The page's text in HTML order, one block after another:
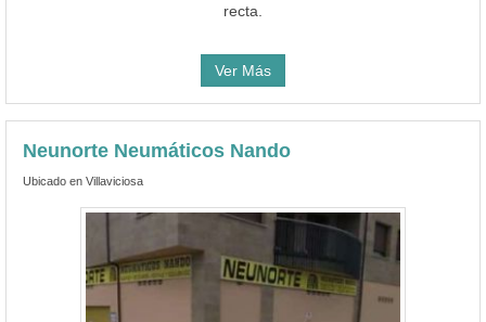
recta.
Ver Más
Neunorte Neumáticos Nando
Ubicado en Villaviciosa